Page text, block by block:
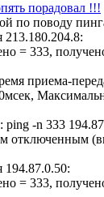
порадовал !!!
по поводу
213.180.204.8:
= 333,
приема-
-n 333
отключенным
194.87.0.50:
= 333,